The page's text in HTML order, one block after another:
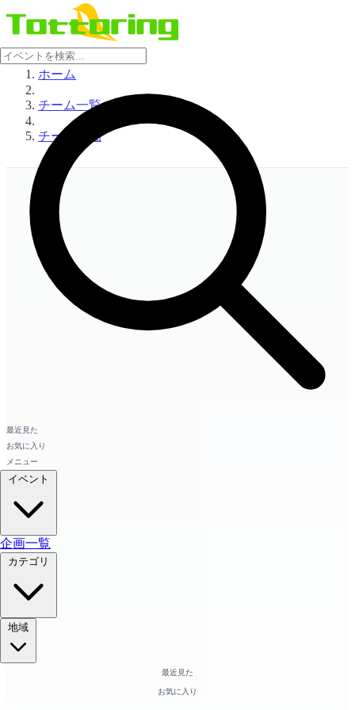
最近見た
お気に入り
メニュー
企画一覧
最近見た
お気に入り
ホーム
チーム一覧
チーム詳細